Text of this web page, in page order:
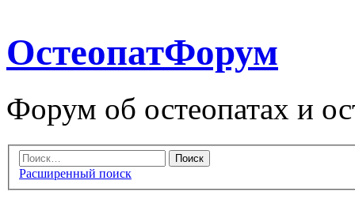
ОстеопатФорум
Форум об остеопатах и
Расширенный поиск